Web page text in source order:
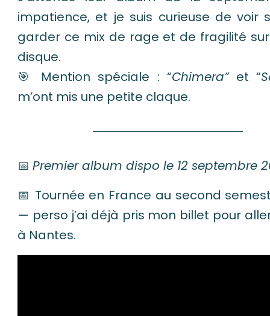
impatience, et je suis curieuse de voir
garder ce mix de rage et de fragilité
disque.
🎯 Mention spéciale : “Chimera”et “
m’ont mis une petite claque.
📅 Premier album dispo le 12 septembre
📅 Tournée en France au second
— perso j’ai déjà pris mon billet pour
à Nantes.